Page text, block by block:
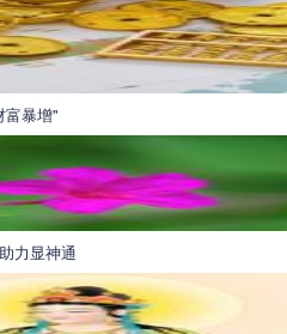
富暴增"
力显神通